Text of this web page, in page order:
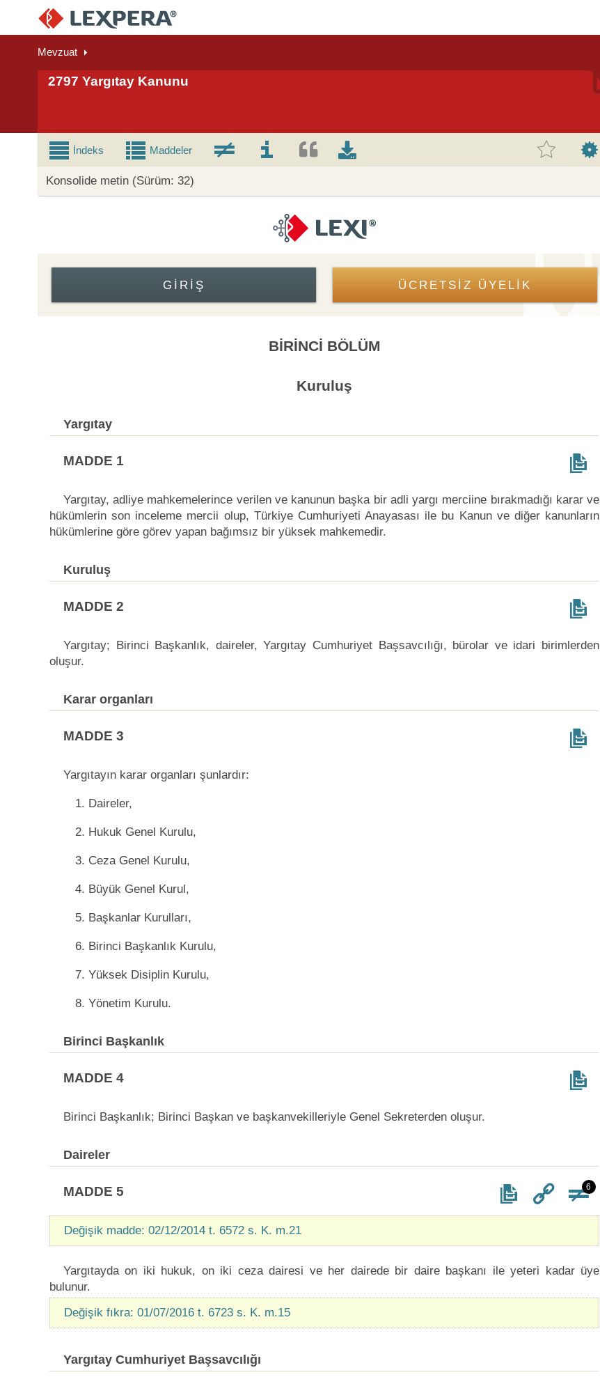
Mevzuat
2797 Yargıtay Kanunu
İndeks Maddeler
Konsolide metin (Sürüm: 32)
GIRIŞ ÜCRETSİZ ÜYELİK
BİRİNCİ BÖLÜM
Kuruluş
Yargıtay
MADDE 1
Yargıtay, adliye mahkemelerince verilen ve kanunun başka bir adli yargı merciine bırakmadığı karar ve
hükümlerin son inceleme mercii olup, Türkiye Cumhuriyeti Anayasası ile bu Kanun ve diğer kanunların
hükümlerine göre görev yapan bağımsız bir yüksek mahkemedir.
Kuruluş
MADDE 2
Yargıtay; Birinci Başkanlık, daireler, Yargıtay Cumhuriyet Başsavcılığı, bürolar ve idari birimlerden
oluşur.
Karar organları
MADDE 3
Yargıtayın karar organları şunlardır:
1. Daireler,
2. Hukuk Genel Kurulu,
3. Ceza Genel Kurulu,
4. Büyük Genel Kurul,
5. Başkanlar Kurulları,
6. Birinci Başkanlık Kurulu,
7. Yüksek Disiplin Kurulu,
8. Yönetim Kurulu.
Birinci Başkanlık
MADDE 4
Birinci Başkanlık; Birinci Başkan ve başkanvekilleriyle Genel Sekreterden oluşur.
Daireler
MADDE 5 6
Değişik madde: 02/12/2014 t. 6572 s. K. m.21
Yargıtayda on iki hukuk, on iki ceza dairesi ve her dairede bir daire başkanı ile yeteri kadar üye
bulunur.
Değişik fıkra: 01/07/2016 t. 6723 s. K. m.15
Yargıtay Cumhuriyet Başsavcılığı